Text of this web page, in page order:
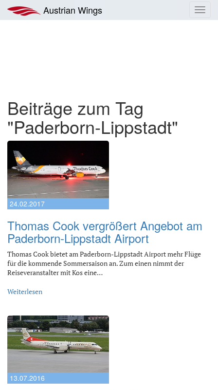
Inhalt
springen
Austrian Wings
Beiträge zum Tag
"Paderborn-Lippstadt"
24.02.2017
Thomas Cook vergrößert Angebot am
Paderborn-Lippstadt Airport
Thomas Cook bietet am Paderborn-Lippstadt Airport mehr Flüge
für die kommende Sommersaison an. Zum einen nimmt der
Reiseveranstalter mit Kos eine…
Weiterlesen
13.07.2016